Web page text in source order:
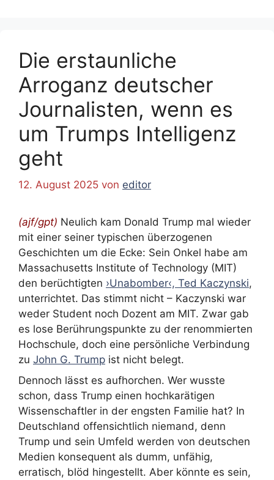
Die erstaunliche
Arroganz deutscher
Journalisten, wenn es
um Trumps Intelligenz
geht
12. August 2025 von editor
(ajf/gpt) Neulich kam Donald Trump mal wieder
mit einer seiner typischen überzogenen
Geschichten um die Ecke: Sein Onkel habe am
Massachusetts Institute of Technology (MIT)
den berüchtigten ›Unabomber‹, Ted Kaczynski,
unterrichtet. Das stimmt nicht – Kaczynski war
weder Student noch Dozent am MIT. Zwar gab
es lose Berührungspunkte zu der renommierten
Hochschule, doch eine persönliche Verbindung
zu John G. Trump ist nicht belegt.
Dennoch lässt es aufhorchen. Wer wusste
schon, dass Trump einen hochkarätigen
Wissenschaftler in der engsten Familie hat? In
Deutschland offensichtlich niemand, denn
Trump und sein Umfeld werden von deutschen
Medien konsequent als dumm, unfähig,
erratisch, blöd hingestellt. Aber könnte es sein,